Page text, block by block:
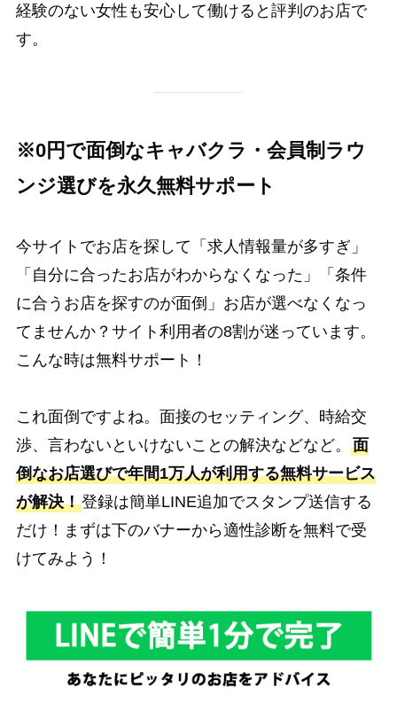
経験のない女性も安心して働けると評判のお店で
す。
※0円で面倒なキャバクラ・会員制ラウ
ンジ選びを永久無料サポート
今サイトでお店を探して「求人情報量が多すぎ」
「自分に合ったお店がわからなくなった」「条件
に合うお店を探すのが面倒」お店が選べなくなっ
てませんか？サイト利用者の8割が迷っています。
こんな時は無料サポート！
これ面倒ですよね。面接のセッティング、時給交
渉、言わないといけないことの解決などなど。 面
倒なお店選びで年間1万人が利用する無料サービス
が解決！登録は簡単LINE追加でスタンプ送信する
だけ！まずは下のバナーから適性診断を無料で受
けてみよう！